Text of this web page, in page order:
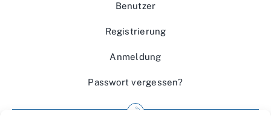
Benutzer
Registrierung
Anmeldung
Passwort vergessen?